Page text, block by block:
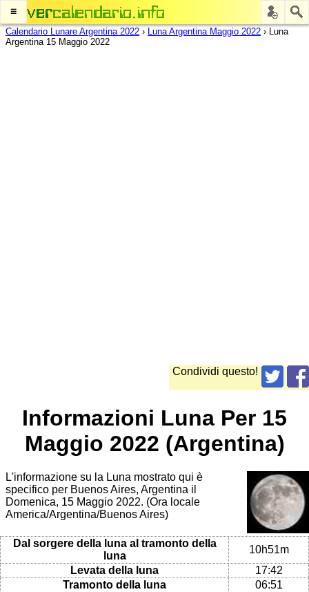
≡
Calendario Lunare Argentina 2022 › Luna Argentina Maggio 2022 › Luna
Argentina 15 Maggio 2022
Condividi questo!
Informazioni Luna Per 15
Maggio 2022 (Argentina)
L'informazione su la Luna mostrato qui è
specifico per Buenos Aires, Argentina il
Domenica, 15 Maggio 2022. (Ora locale
America/Argentina/Buenos Aires)
Dal sorgere della luna al tramonto della
luna
10h51m
Levata della luna
17:42
Tramonto della luna
06:51